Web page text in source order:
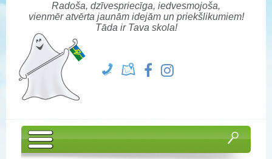
Radoša, dzīvespriecīga, iedvesmojoša,
vienmēr atvērta jaunām idejām un priekšlikumiem!
Tāda ir Tava skola!